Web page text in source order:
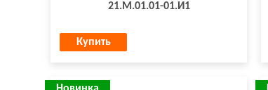
21.М.01.01-01.И1
Купить